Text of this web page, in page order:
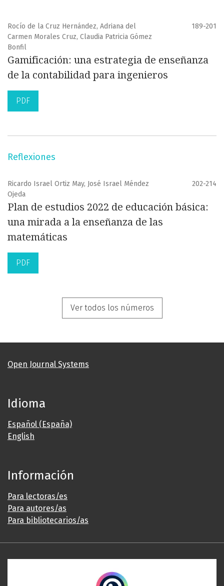
Rocío de la Cruz Hernández, Adriana del
Carmen Morales Cruz, Claudia Patricia Gómez
Bonfil
189-201
Gamificación: una estrategia de enseñanza
de la contabilidad para ingenieros
PDF
Reflexiones
Ricardo Israel Ortiz May, José Israel Méndez
Ojeda
202-214
Plan de estudios 2022 de educación básica:
una mirada a la enseñanza de las
matemáticas
PDF
Ver todos los números
Open Journal Systems
Idioma
Español (España)
English
Información
Para lectoras/es
Para autores/as
Para bibliotecarios/as